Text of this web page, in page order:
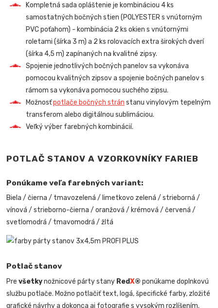
Kompletná sada opláštenie je kombináciou 4 ks
samostatných bočných stien (POLYESTER s vnútorným
PVC poťahom) - kombinácia 2 ks okien s vnútornými
roletami (šírka 3 m) a 2 ks rolovacích extra širokých dverí
(šírka 4,5 m) zapínaných na kvalitné zipsy.
Spojenie jednotlivých bočných panelov sa vykonáva
pomocou kvalitných zipsov a spojenie bočných panelov s
rámom sa vykonáva pomocou suchého zipsu.
Možnosťpotlače bočných strán stanu vinylovým tepelným
transferom alebo digitálnou sublimáciou.
Veľký výber farebných kombinácií.
POTLAČ STANOV A VZORKOVNÍKY FARIEB
Ponúkame veľa farebných variant:
Biela / čierna / tmavozelená / limetkovo zelená / strieborná /
vínová / strieborno-čierna / oranžová / krémová / červená /
svetlomodrá / tmavomodrá / žltá
Potlač stanov
Prevšetkynožnicové párty stany RedX® ponúkame doplnkovú
službu potlače. Možno potlačiť text, logá, špecifické farby, zložité
grafické návrhy a dokonca aj fotografie s vysokým rozlíšením.